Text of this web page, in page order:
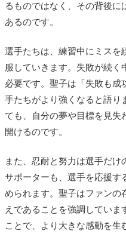
るものではなく、その背後
あるのです。
選手たちは、練習中にミスを
服していきます。失敗が続
必要です。聖子は「失敗も成
手たちがより強くなると語り
ても、自分の夢や目標を見失
開けるのです。
また、忍耐と努力は選手だ
サポーターも、選手を応援す
められます。聖子はファンの
えであることを強調していま
ことで、より大きな感動を生